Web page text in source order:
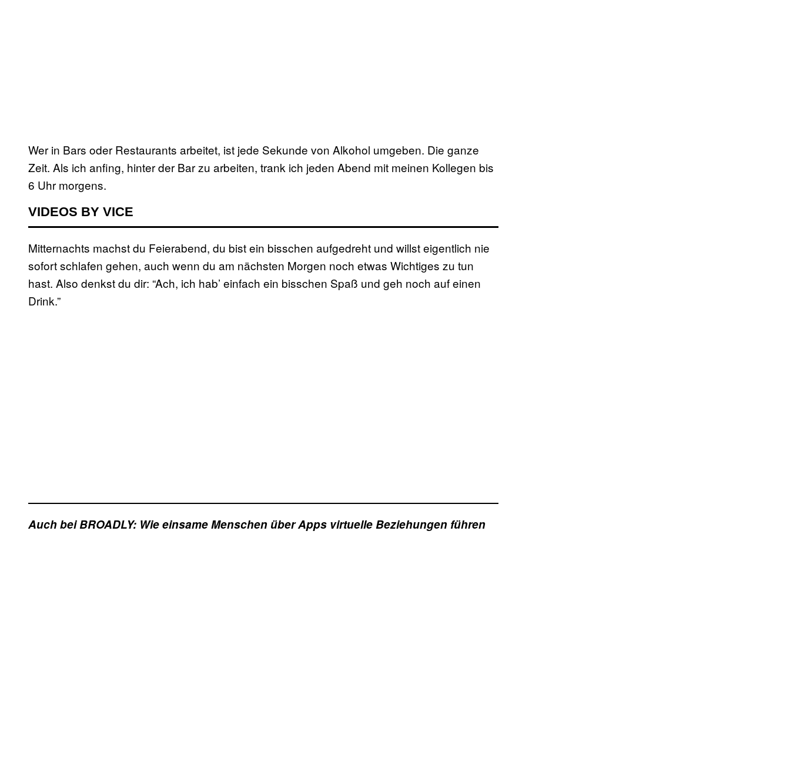
Wer in Bars oder Restaurants arbeitet, ist jede Sekunde von Alkohol umgeben. Die ganze
Zeit. Als ich anfing, hinter der Bar zu arbeiten, trank ich jeden Abend mit meinen Kollegen bis
6 Uhr morgens.
VIDEOS BY VICE
Mitternachts machst du Feierabend, du bist ein bisschen aufgedreht und willst eigentlich nie
sofort schlafen gehen, auch wenn du am nächsten Morgen noch etwas Wichtiges zu tun
hast. Also denkst du dir: “Ach, ich hab’ einfach ein bisschen Spaß und geh noch auf einen
Drink.”
Auch bei BROADLY: Wie einsame Menschen über Apps virtuelle Beziehungen führen